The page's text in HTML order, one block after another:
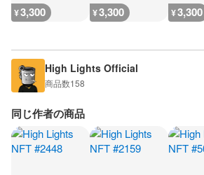
¥3,300 ¥3,300 ¥3,300
High Lights Official
商品数158
同じ作者の商品